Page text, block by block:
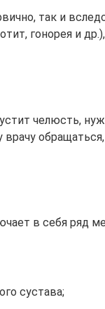
так и
гонорея и
челюсть,
обращаться,
в себя ряд
сустава;